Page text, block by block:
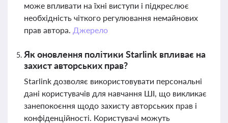
може впливати на їхні виступи і підкреслює
необхідність чіткого регулювання немайнових
прав автора. Джерело
Як оновлення політики Starlink впливає на
захист авторських прав?
Starlink дозволяє використовувати персональні
дані користувачів для навчання ШІ, що викликає
занепокоєння щодо захисту авторських прав і
конфіденційності. Користувачі можуть